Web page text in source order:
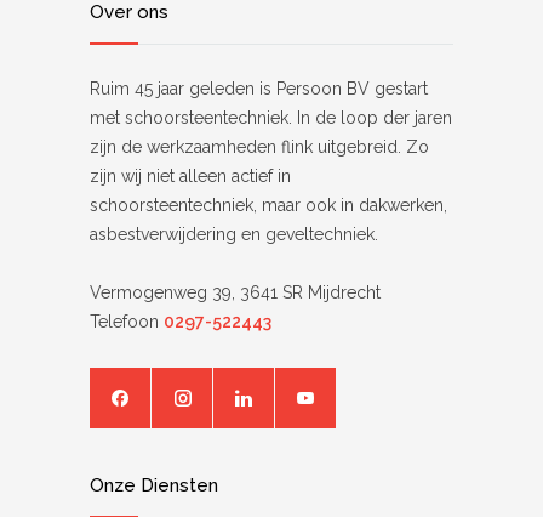
Over ons
Ruim 45 jaar geleden is Persoon BV gestart
met schoorsteentechniek. In de loop der jaren
zijn de werkzaamheden flink uitgebreid. Zo
zijn wij niet alleen actief in
schoorsteentechniek, maar ook in dakwerken,
asbestverwijdering en geveltechniek.
Vermogenweg 39, 3641 SR Mijdrecht
Telefoon 0297-522443
Onze Diensten